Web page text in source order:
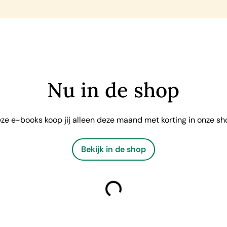
Nu in de shop
e-books koop jij alleen deze maand met korting in onze
Bekijk in de shop
laden